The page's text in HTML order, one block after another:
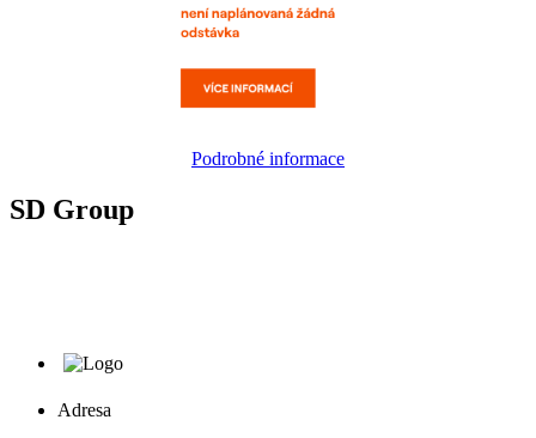
Podrobné informace
SD Group
Adresa